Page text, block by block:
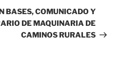
entrada
BASES, COMUNICADO Y
DE MAQUINARIA DE
CAMINOS RURALES